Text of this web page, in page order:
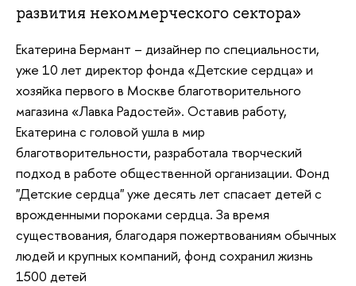
развития некоммерческого сектора»
Екатерина Бермант – дизайнер по специальности,
уже 10 лет директор фонда «Детские сердца» и
хозяйка первого в Москве благотворительного
магазина «Лавка Радостей». Оставив работу,
Екатерина с головой ушла в мир
благотворительности, разработала творческий
подход в работе общественной организации. Фонд
"Детские сердца" уже десять лет спасает детей с
врожденными пороками сердца. За время
существования, благодаря пожертвованиям обычных
людей и крупных компаний, фонд сохранил жизнь
1500 детей